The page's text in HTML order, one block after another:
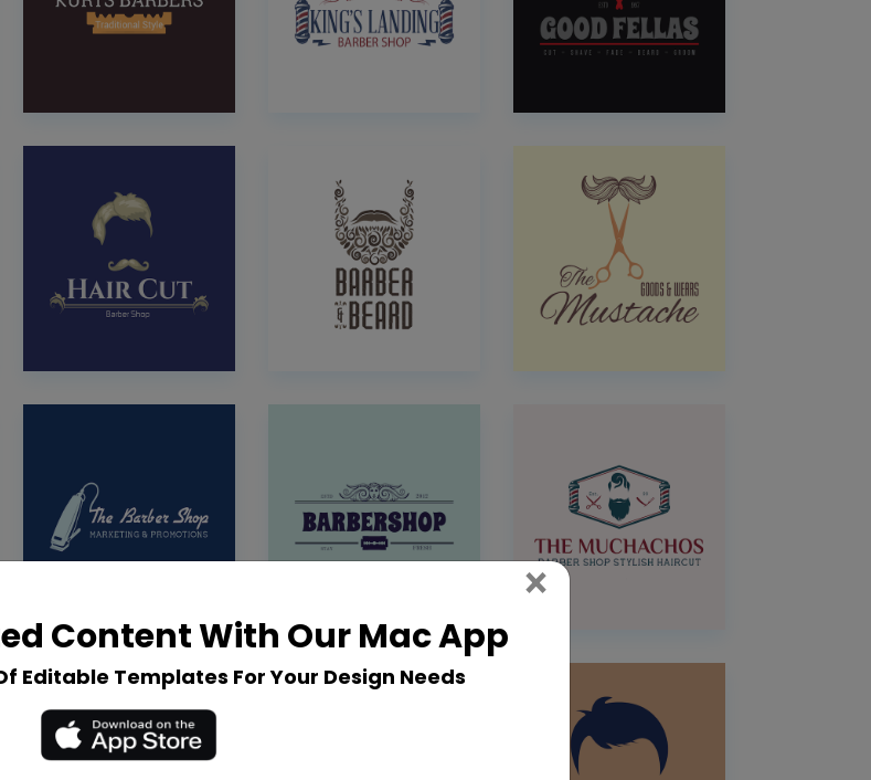
Content With Our Mac App
Editable Templates For Your Design Needs
× Close